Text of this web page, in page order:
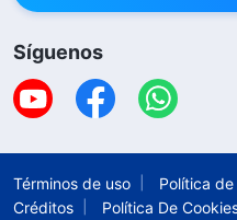
Síguenos
Términos de uso
Política
Créditos
Política De